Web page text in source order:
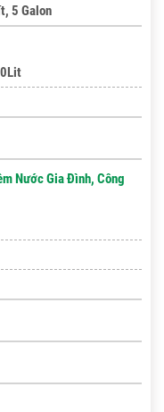
5 Galon
Nước Gia Đình, Công